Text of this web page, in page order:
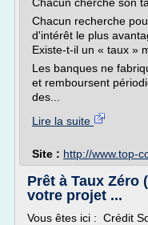
Chacun recherche
d'intérêt le plus
Existe-t-il un « taux »
Les banques ne
et remboursent
des...
Lire la suite
Site : http://www.top-
Prêt à Taux Zéro
votre projet ...
Vous êtes ici : Crédit